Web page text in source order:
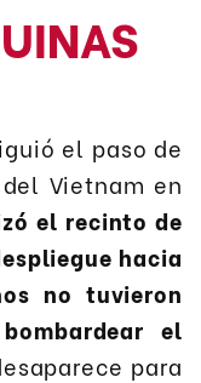
el paso de
Vietnam en
el recinto de
hacia
no tuvieron
el
para